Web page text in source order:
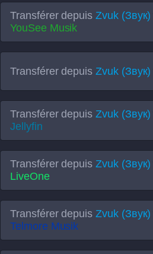
Transférer depuisZvuk (Звук)
YouSee Musik
Transférer depuisZvuk (Звук)
Transférer depuisZvuk (Звук)
Jellyfin
Transférer depuisZvuk (Звук)
LiveOne
Transférer depuisZvuk (Звук)
Telmore Musik